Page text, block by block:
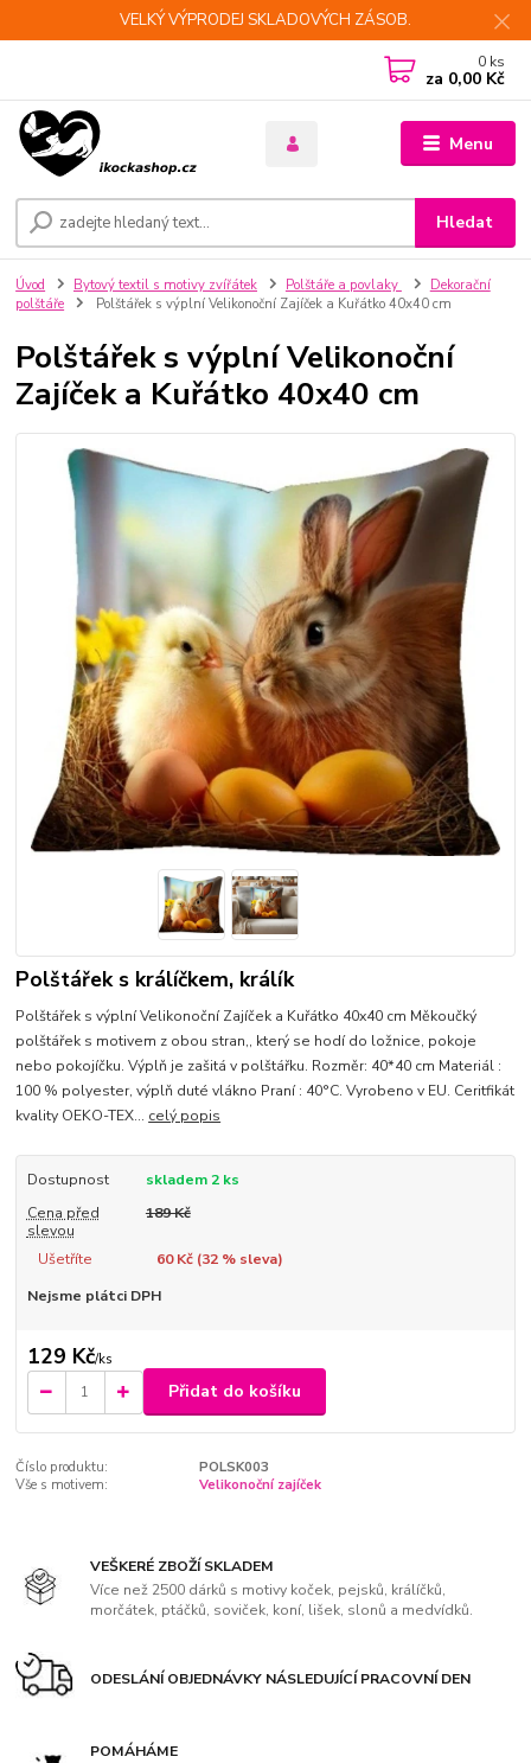
VELKÝ VÝPRODEJ SKLADOVÝCH ZÁSOB.
Menu
Hledat
0 ks
za 0,00 Kč
Úvod Bytový textil s motivy zvířátek Polštáře a povlaky
Dekorační
polštáře
Polštářek s výplní Velikonoční Zajíček a Kuřátko 40x40 cm
Polštářek s výplní Velikonoční
Zajíček a Kuřátko 40x40 cm
Polštářek s králíčkem, králík
Polštářek s výplní Velikonoční Zajíček a Kuřátko 40x40 cm Měkoučký
polštářek s motivem z obou stran,, který se hodí do ložnice, pokoje
nebo pokojíčku. Výplň je zašitá v polštářku. Rozměr: 40*40 cm Materiál :
100 % polyester, výplň duté vlákno Praní : 40°C. Vyrobeno v EU. Ceritfikát
kvality OEKO-TEX... celý popis
Dostupnost
skladem 2 ks
Cena před
slevou
189 Kč
Ušetříte 60 Kč (32% sleva)
Nejsme plátci DPH
129 Kč/ks
Přidat do košíku
Číslo produktu:
POLSK003
Vše s motivem:
Velikonoční zajíček
VEŠKERÉ ZBOŽÍ SKLADEM
Více než 2500 dárků s motivy koček, pejsků, králíčků,
morčátek, ptáčků, soviček, koní, lišek, slonů a medvídků.
ODESLÁNÍ OBJEDNÁVKY NÁSLEDUJÍCÍ PRACOVNÍ DEN
POMÁHÁME